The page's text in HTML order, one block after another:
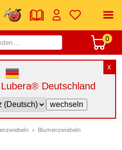
0
X
Deutschland
» Blumenzwiebeln